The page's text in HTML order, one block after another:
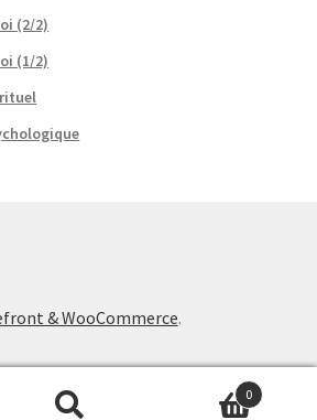
(2/2)
(1/2)
& WooCommerce.
0